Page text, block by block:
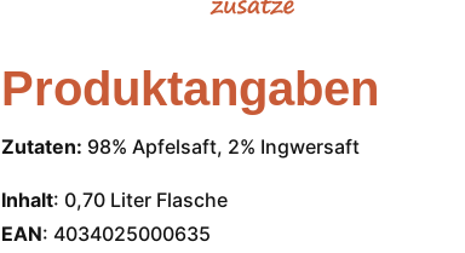
Produktangaben
Zutaten: 98% Apfelsaft, 2% Ingwersaft
Inhalt: 0,70 Liter Flasche
EAN: 4034025000635